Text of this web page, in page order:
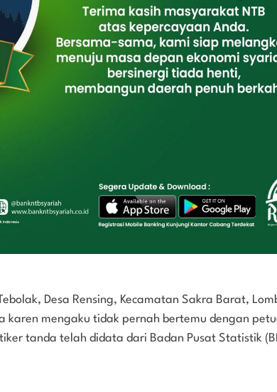
Desa Rensing, Kecamatan Sakra Barat,
karen mengaku tidak pernah bertemu dengan
tanda telah didata dari Badan Pusat Statistik